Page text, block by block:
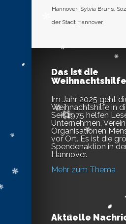
Hannover; Sylvia Bruns,
der Stadt Hannover.
Das ist die
Weihnachtshilfe
Im Jahr 2025 geht
Weihnachtshilfe in
Seit 1975 helfen
Unternehmen,
Organisationen
vor Ort. Es ist die
Spendenaktion in
Hannover.
Mehr zum Thema
Aktuelle